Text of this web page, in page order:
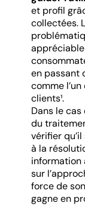
et profil
collectées.
appréciable
en passant
comme
clients¹.
Dans le cas
du
vérifier
à la
information
sur
force de
gagne en